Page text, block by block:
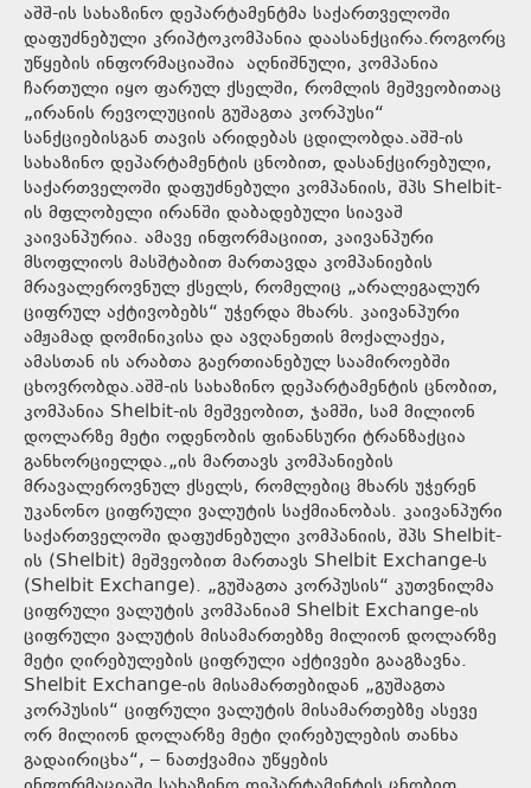
აშშ-ის სახაზინო დეპარტამენტმა საქართველოში
დაფუძნებული კრიპტოკომპანია დაასანქცირა.როგორც
უწყების ინფორმაციაშია აღნიშნული, კომპანია
ჩართული იყო ფარულ ქსელში, რომლის მეშვეობითაც
„ირანის რევოლუციის გუშაგთა კორპუსი“
სანქციებისგან თავის არიდებას ცდილობდა.აშშ-ის
სახაზინო დეპარტამენტის ცნობით, დასანქცირებული,
საქართველოში დაფუძნებული კომპანიის, შპს Shelbit-
ის მფლობელი ირანში დაბადებული სიავაშ
კაივანპურია. ამავე ინფორმაციით, კაივანპური
მსოფლიოს მასშტაბით მართავდა კომპანიების
მრავალეროვნულ ქსელს, რომელიც „არალეგალურ
ციფრულ აქტივობებს“ უჭერდა მხარს. კაივანპური
ამჟამად დომინიკისა და ავღანეთის მოქალაქეა,
ამასთან ის არაბთა გაერთიანებულ საამიროებში
ცხოვრობდა.აშშ-ის სახაზინო დეპარტამენტის ცნობით,
კომპანია Shelbit-ის მეშვეობით, ჯამში, სამ მილიონ
დოლარზე მეტი ოდენობის ფინანსური ტრანზაქცია
განხორციელდა.„ის მართავს კომპანიების
მრავალეროვნულ ქსელს, რომლებიც მხარს უჭერენ
უკანონო ციფრული ვალუტის საქმიანობას. კაივანპური
საქართველოში დაფუძნებული კომპანიის, შპს Shelbit-
ის (Shelbit) მეშვეობით მართავს Shelbit Exchange-ს
(Shelbit Exchange). „გუშაგთა კორპუსის“ კუთვნილმა
ციფრული ვალუტის კომპანიამ Shelbit Exchange-ის
ციფრული ვალუტის მისამართებზე მილიონ დოლარზე
მეტი ღირებულების ციფრული აქტივები გააგზავნა.
Shelbit Exchange-ის მისამართებიდან „გუშაგთა
კორპუსის“ ციფრული ვალუტის მისამართებზე ასევე
ორ მილიონ დოლარზე მეტი ღირებულების თანხა
გადაირიცხა“, – ნათქვამია უწყების